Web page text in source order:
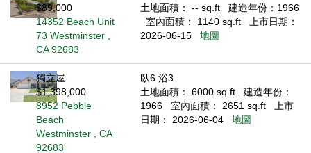
$89,000
14352 Beach Unit
73 Westminster ,
CA 92683
土地面積： -- sq.ft
建造年份：1966
室內面積： 1140 sq.ft
上市日期：
2026-06-15
地圖
獨立屋
$1,398,000
8952 Pebble
Beach
Westminster , CA
92683
臥6 浴3
土地面積： 6000 sq.ft
建造年份：
1966
室內面積： 2651 sq.ft
上市
日期： 2026-06-04
地圖